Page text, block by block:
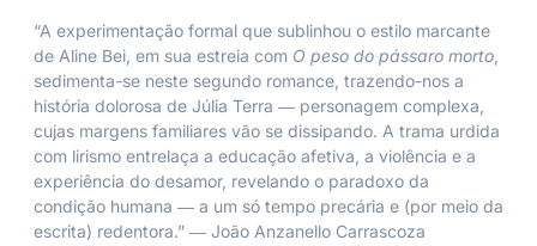
“A experimentação formal que sublinhou o estilo marcante
de Aline Bei, em sua estreia com O peso do pássaro morto
sedimenta-se neste segundo romance, trazendo-nos a
história dolorosa de Júlia Terra ― personagem complexa,
cujas margens familiares vão se dissipando. A trama urdida
com lirismo entrelaça a educação afetiva, a violência e a
experiência do desamor, revelando o paradoxo da
condição humana ― a um só tempo precária e (por meio da
escrita) redentora.” ― João Anzanello Carrascoza